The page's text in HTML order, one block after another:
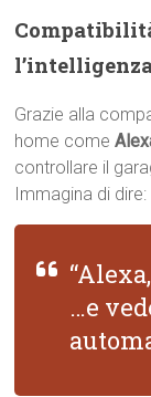
Grazie alla
home come
controllare il
Immagina di dire:
…e